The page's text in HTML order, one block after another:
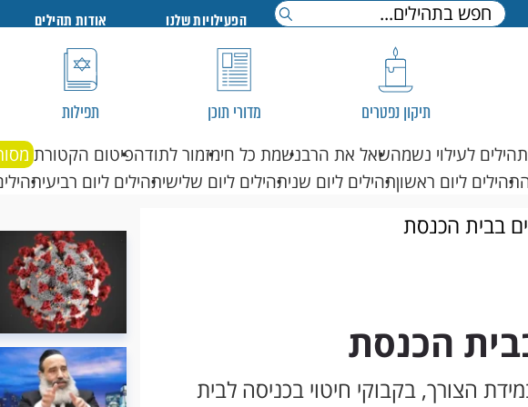
הפעילויות שלנו אודות תהילים
תיקון נפטרים מדורי תוכן תפילות
תהילים לעילוי נשמהשאל את הרבנשמת כל חימזמור לתודהפיטום הקטורת
תהילים ליום ראשוןתהילים ליום שניתהילים ליום שלישיתהילים ליום רביעי
בבית הכנסת
הכנסת
במידת הצורך, בקבוקי חיטוי בכניסה לבית